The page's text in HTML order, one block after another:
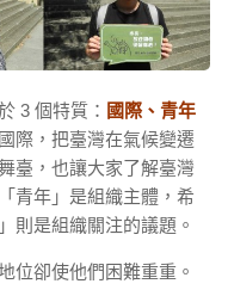
3 個特質： 國際、青年
際，把臺灣在氣候變遷
臺，也讓大家了解臺灣
青年」是組織主體，希
則是組織關注的議題。
位卻使他們困難重重。